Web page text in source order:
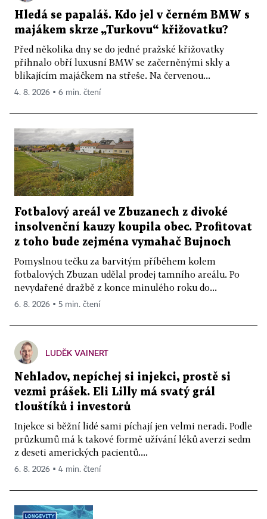
Hledá se papaláš. Kdo jel v černém BMW s
majákem skrze „Turkovu“ křižovatku?
Před několika dny se do jedné pražské křižovatky
přihnalo obří luxusní BMW se začerněnými skly a
blikajícím majáčkem na střeše. Na červenou...
4. 8. 2026 ▪ 6 min. čtení
Fotbalový areál ve Zbuzanech z divoké
insolvenční kauzy koupila obec. Profitovat
z toho bude zejména vymahač Bujnoch
Pomyslnou tečku za barvitým příběhem kolem
fotbalových Zbuzan udělal prodej tamního areálu. Po
nevydařené dražbě z konce minulého roku do...
6. 8. 2026 ▪ 5 min. čtení
LUDĚK VAINERT
Nehladov, nepíchej si injekci, prostě si
vezmi prášek. Eli Lilly má svatý grál
tlouštíků i investorů
Injekce si běžní lidé sami píchají jen velmi neradi. Podle
průzkumů má k takové formě užívání léků averzi sedm
z deseti amerických pacientů....
6. 8. 2026 ▪ 4 min. čtení